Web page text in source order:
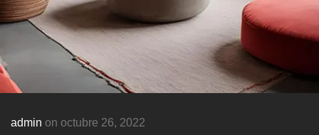
admin on octubre 26, 2022